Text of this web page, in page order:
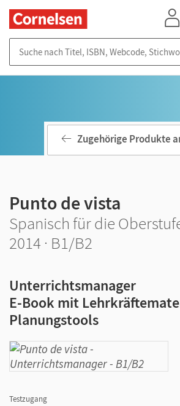
Testzugang
Zugehörige Produkte
Punto de vista
Spanisch für die
2014 · B1/B2
Unterrichtsmanager
E-Book mit
Planungstools